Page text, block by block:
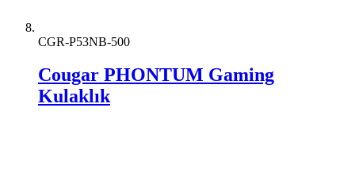
CGR-P53NB-500
Cougar PHONTUM Gaming
Kulaklık